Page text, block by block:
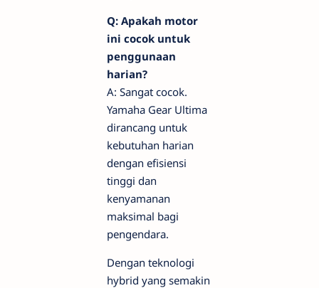
Q: Apakah motor
ini cocok untuk
penggunaan
harian?
A: Sangat cocok.
Yamaha Gear Ultima
dirancang untuk
kebutuhan harian
dengan efisiensi
tinggi dan
kenyamanan
maksimal bagi
pengendara.
Dengan teknologi
hybrid yang semakin